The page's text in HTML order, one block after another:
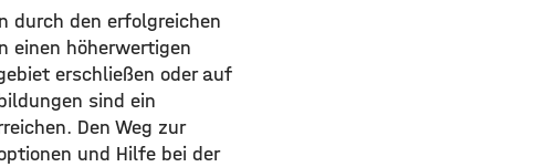
durch den erfolgreichen
einen höherwertigen
erschließen oder auf
sind ein
Den Weg zur
und Hilfe bei der